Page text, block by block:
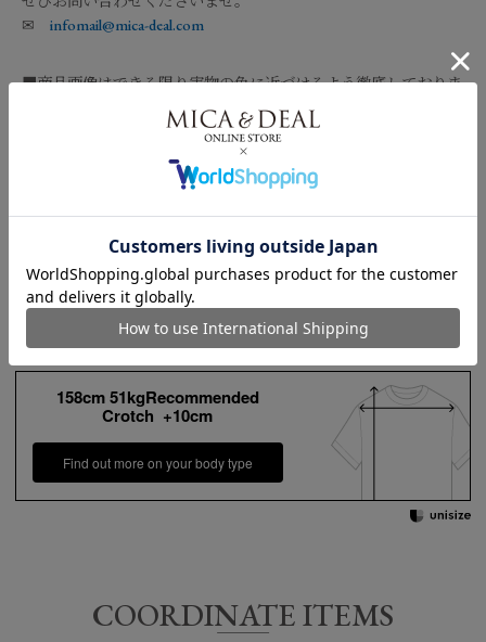
✉infomail@mica-deal.com
■商品画像はできる限り実物の色に近づけるよう徹底しておりま
すが、お使いのデバイスのモニター設定、お部屋の照明等の閲覧
環境により実際の色味と異なって見える場合がございます。
■画像の商品はサンプルです。実際の商品と仕様、加工が若干異
なる場合があります。予めご了承くださいませ。
0126201130
素材
麻100%
お手入れ方法
水洗い可
*詳しくは商品の洗濯表示にてご確認をお願
い致します。
原産国
中国
68.5/73㎝ 60㎝ 53.5㎝
【お届け希望日につきまして】
※最短日のお届けとなります。
通常は、平日営業日2～4日以内の発送となります。
また連休時、セール時期などはご希望に添えない場合がございま
す。
予めご了承くださいませ。
＞商品・キャンセルについて
＞直営店へのお問い合わせはこちら
158cm 51kgRecommended
Crotch +10cm
Find out more on your body type
COORDINATE ITEMS